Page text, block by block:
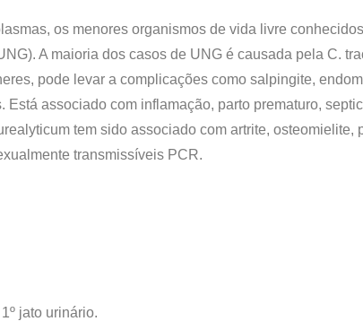
os menores organismos de vida livre
A maioria dos casos de UNG é causada pela C.
pode levar a complicações como salpingite,
associado com inflamação, parto prematuro,
tem sido associado com artrite, osteomielite,
transmissíveis PCR.
jato urinário.